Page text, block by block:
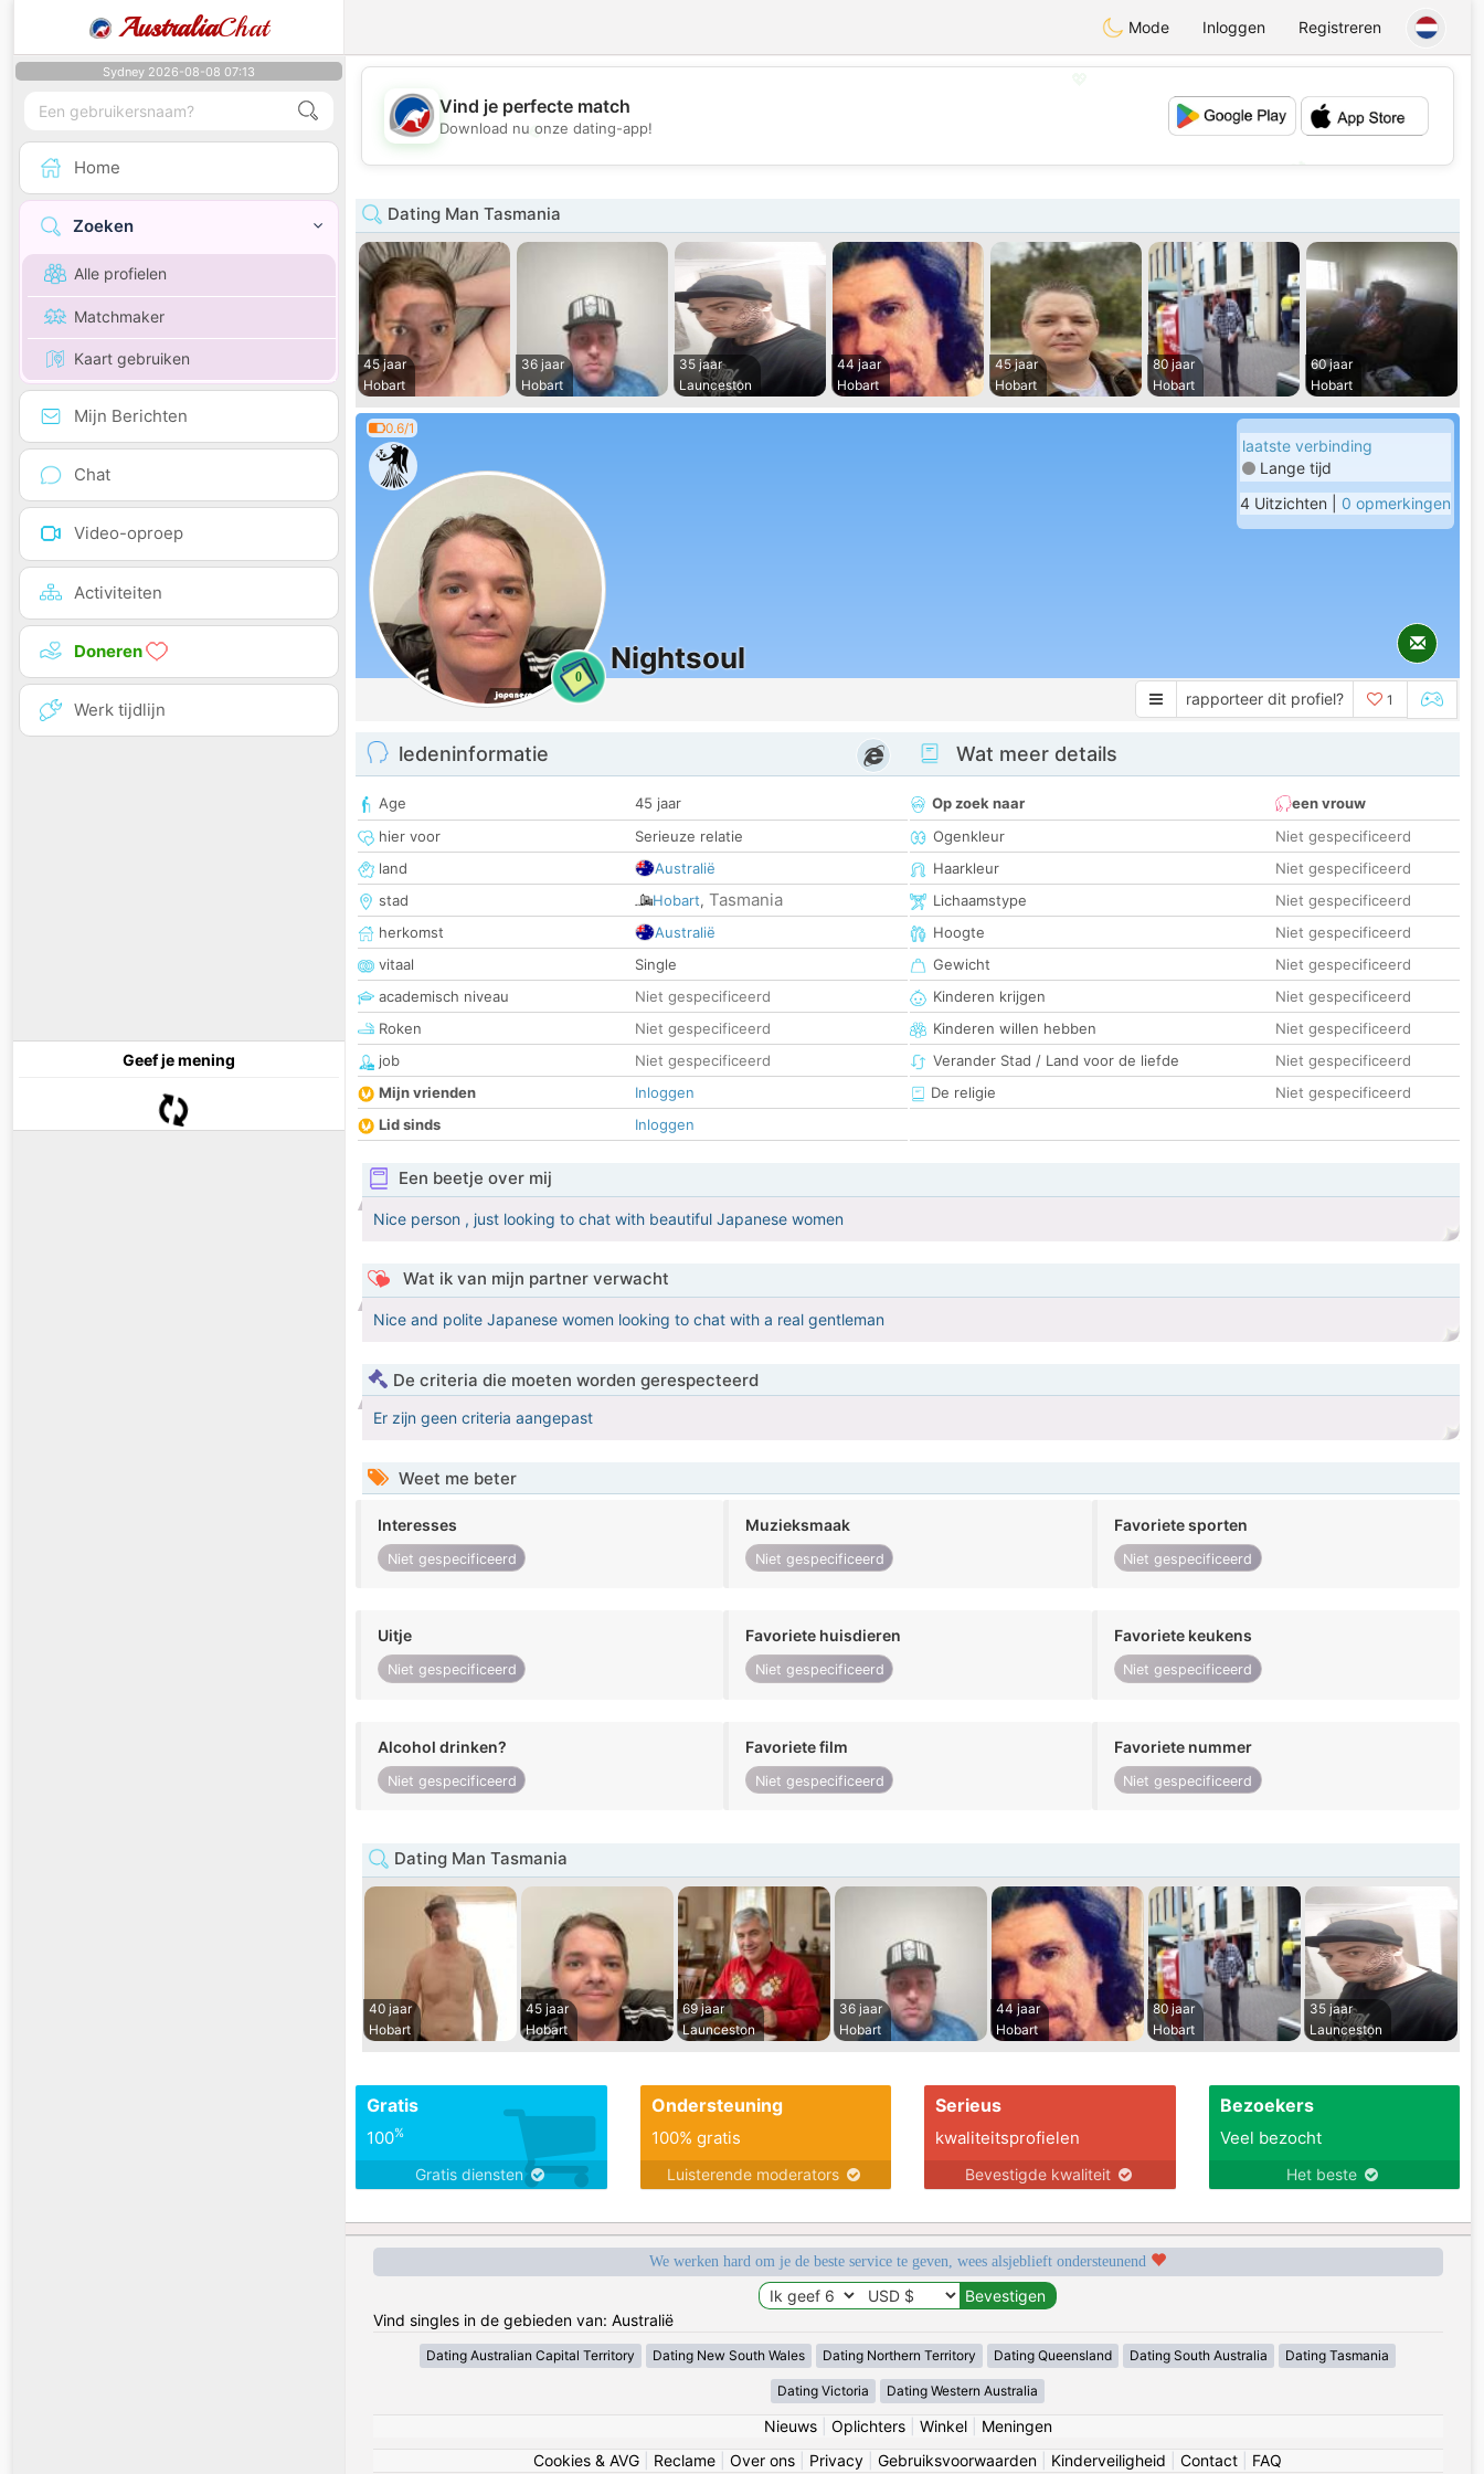
AustraliaChat Mode Inloggen Registreren
Sydney 2026-08-08 07:13
Home
Zoeken
Alle profielen
Matchmaker
Kaart gebruiken
Mijn Berichten
Chat
Video-oproep
Activiteiten
Doneren
Werk tijdlijn
Geef je mening
💕
Vind je perfecte match
Download nu onze dating-app!
Dating Man Tasmania
45 jaar
Hobart
36 jaar
Hobart
35 jaar
Launceston
44 jaar
Hobart
45 jaar
Hobart
80 jaar
Hobart
60 jaar
Hobart
0.6/1
0
Nightsoul
laatste verbinding
Lange tijd
4 Uitzichten | 0 opmerkingen
rapporteer dit profiel? 1
ledeninformatie
Age
45 jaar
hier voor
Serieuze relatie
land
Australië
stad
Hobart, Tasmania
herkomst
Australië
vitaal
Single
academisch niveau
Niet gespecificeerd
Roken
Niet gespecificeerd
job
Niet gespecificeerd
Mijn vrienden
Inloggen
Lid sinds
Inloggen
Wat meer details
Op zoek naar
een vrouw
Ogenkleur
Niet gespecificeerd
Haarkleur
Niet gespecificeerd
Lichaamstype
Niet gespecificeerd
Hoogte
Niet gespecificeerd
Gewicht
Niet gespecificeerd
Kinderen krijgen
Niet gespecificeerd
Kinderen willen hebben
Niet gespecificeerd
Verander Stad / Land voor de liefde
Niet gespecificeerd
De religie
Niet gespecificeerd
Een beetje over mij
Nice person , just looking to chat with beautiful Japanese women
Wat ik van mijn partner verwacht
Nice and polite Japanese women looking to chat with a real gentleman
De criteria die moeten worden gerespecteerd
Er zijn geen criteria aangepast
Weet me beter
Interesses
Niet gespecificeerd
Muzieksmaak
Niet gespecificeerd
Favoriete sporten
Niet gespecificeerd
Uitje
Niet gespecificeerd
Favoriete huisdieren
Niet gespecificeerd
Favoriete keukens
Niet gespecificeerd
Alcohol drinken?
Niet gespecificeerd
Favoriete film
Niet gespecificeerd
Favoriete nummer
Niet gespecificeerd
Dating Man Tasmania
40 jaar
Hobart
45 jaar
Hobart
69 jaar
Launceston
36 jaar
Hobart
44 jaar
Hobart
80 jaar
Hobart
35 jaar
Launceston
Gratis
100%
Gratis diensten
Ondersteuning
100% gratis
Luisterende moderators
Serieus
kwaliteitsprofielen
Bevestigde kwaliteit
Bezoekers
Veel bezocht
Het beste
We werken hard om je de beste service te geven, wees alsjeblieft ondersteunend
Vind singles in de gebieden van: Australië
Dating Australian Capital Territory Dating New South Wales Dating Northern Territory Dating Queensland Dating South Australia Dating Tasmania
Dating Victoria Dating Western Australia
Nieuws| Oplichters| Winkel| Meningen
Cookies & AVG
Reclame Over ons Privacy Gebruiksvoorwaarden Kinderveiligheid Contact FAQ